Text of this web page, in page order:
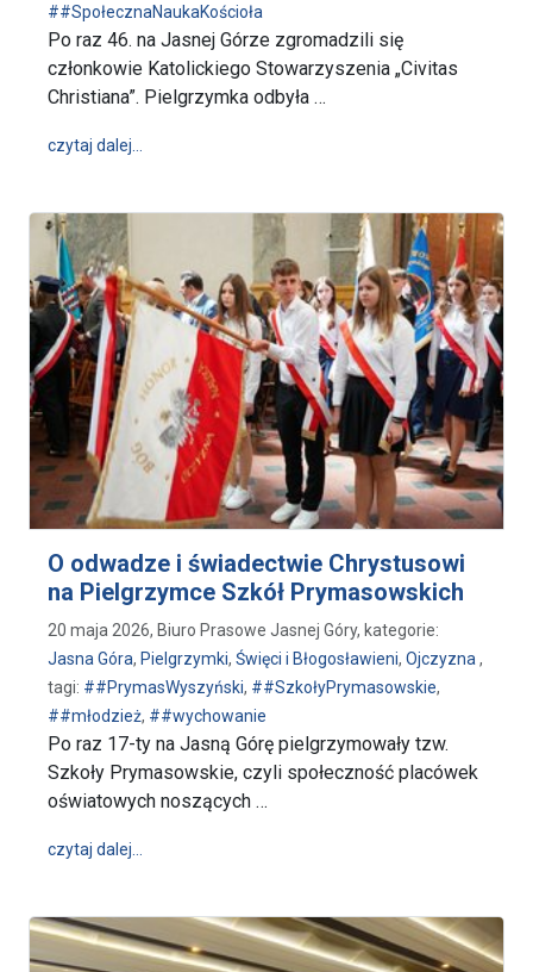
##SpołecznaNaukaKościoła
Po raz 46. na Jasnej Górze zgromadzili się
członkowie Katolickiego Stowarzyszenia „Civitas
Christiana”. Pielgrzymka odbyła …
czytaj dalej…
O odwadze i świadectwie Chrystusowi
na Pielgrzymce Szkół Prymasowskich
20 maja 2026, Biuro Prasowe Jasnej Góry, kategorie:
Jasna Góra, Pielgrzymki, Święci i Błogosławieni, Ojczyzna ,
tagi: ##PrymasWyszyński, ##SzkołyPrymasowskie,
##młodzież, ##wychowanie
Po raz 17-ty na Jasną Górę pielgrzymowały tzw.
Szkoły Prymasowskie, czyli społeczność placówek
oświatowych noszących …
czytaj dalej…